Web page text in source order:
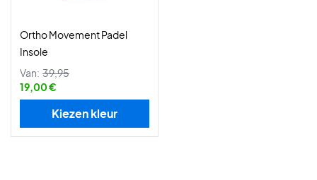
Ortho Movement Padel
Insole
Van: 39,95
19,00 €
Kiezen kleur